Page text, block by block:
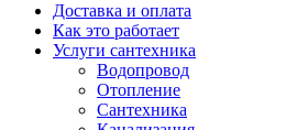
Доставка и оплата
Как это работает
Услуги сантехника
Водопровод
Отопление
Сантехника